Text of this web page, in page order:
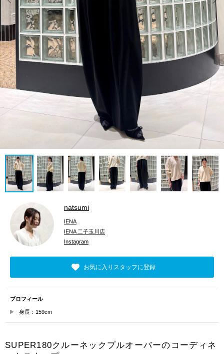
natsumi
IENA
IENA 二子玉川店
Instagram
お気に入りスタッフに登録
プロフィール
身長：159cm
SUPER180クルーネックプルオーバーのコーディネ